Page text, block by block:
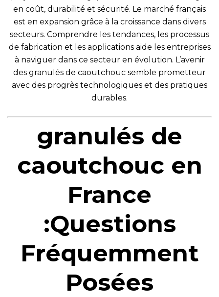
en coût, durabilité et sécurité. Le marché français
est en expansion grâce à la croissance dans divers
secteurs. Comprendre les tendances, les processus
de fabrication et les applications aide les entreprises
à naviguer dans ce secteur en évolution. L’avenir
des granulés de caoutchouc semble prometteur
avec des progrès technologiques et des pratiques
durables.
granulés de
caoutchouc en
France
:Questions
Fréquemment
Posées